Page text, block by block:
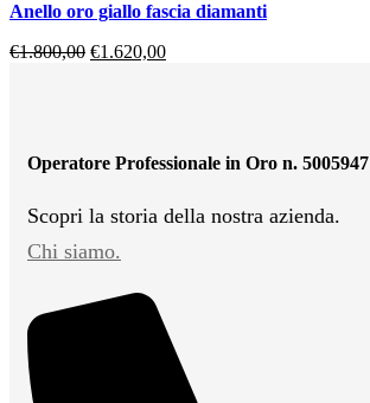
anello oro giallo fascia diamanti
€1.800,00 €1.620,00
Operatore Professionale in Oro n. 5005947
Scopri la storia della nostra azienda.
Chi siamo.